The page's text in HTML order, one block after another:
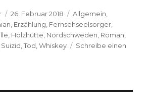
Veröffentlicht
am
26. Februar 2018 Kategorien
Allgemein,
, Erzählung, Fernsehseelsorger,
, Holzhütte, Nordschweden, Roman,
Suizid,Tod,Whiskey
Schreibe einen